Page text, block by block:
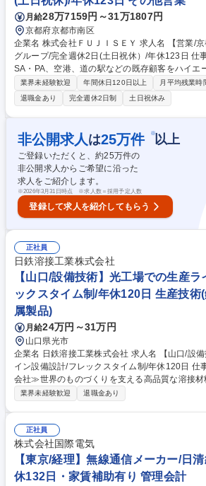
月給28万7159円～31万1807円
京都府京都市南区
企業名 株式会社ＦＵＪＩＳＥＹ 求人名 【営業/京都（全国転勤有）】ANA
グループ/完全週休2日(土日祝休）/年休123日 仕事の内容 全国の高速道路
SA・PA、空港、道の駅などの既存顧客をハイエ
キャラクターグッズの提案営業と魅力的な売場
頭から次のヒット商品を創り出すことがミッションです。 【具
内容】 ■1日3～5件程度の既存顧客（SA・PA、
問 ■季節や観光客の最新トレンドに合わせた「
自ら手がける棚割りやPOP設置などの魅力的な
のリアルな声を収集し、新商品の企画や改善へと
ク 自分が陳列した商品が手に取られ、売上に繋
商材ならではのやりがいがあります。 募集職種 【営業/京都（全国転勤
有）】ANAグループ/完全週休2日(土日祝休）/年
業界未経験歓迎 年間休日120日以上
月平均残業時
退職金あり
完全週休2日制 土日祝休み
非公開求人 は25万件 ※以上
ご登録いただくと、約25万件の
非公開求人からご希望に沿った
求人をご紹介します。
※2026年3月31日時点 ※求人数＝採用予定人数
登録して求人を紹介してもらう
正社員
日鉄溶接工業株式会社
【山口/設備技術】光工場での生産
ックスタイム制/年休120日 生産技術
属製品)
月給24万円～31万円
山口県光市
企業名 日鉄溶接工業株式会社 求人名 【山口/設備技術】光工場での生産ラ
イン設備設計/フレックスタイム制/年休120日 仕事の内容 ≪日鉄100%子
会社≫世界のものづくりを支える高品質な溶接
プクラスの技術力を誇る当社にて、工場の生産ラ
るために、操作・監視方式、自動化方針を設計し
本計画や仕様の検討を行います。 募集職種 【山口/設備技術】光工場での
生産ライン設備設計/フレックスタイム制/年休
業界未経験歓迎 退職金あり
正社員
株式会社国際電気
【東京/経理】無線通信メーカー/日
休132日・家賃補助有り 管理会計